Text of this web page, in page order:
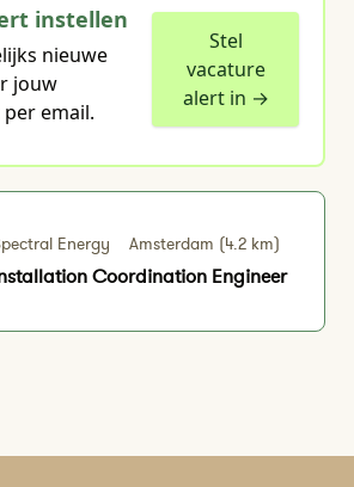
instellen
nieuwe
jouw
email.
Stel
vacature
alert in →
Energy Amsterdam (4.2 km)
Coordination Engineer